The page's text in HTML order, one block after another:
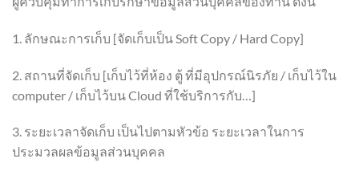
1. ลักษณะการเก็บ [จัดเก็บเป็น Soft Copy / Hard Copy]
2. สถานที่จัดเก็บ [เก็บไว้ที่ห้อง ตู้ ที่มีอุปกรณ์นิรภัย / เก็บไว้ใน
computer / เก็บไว้บน Cloud ที่ใช้บริการกับ…]
3. ระยะเวลาจัดเก็บ เป็นไปตามหัวข้อ ระยะเวลาในการ
ประมวลผลข้อมูลส่วนบุคคล